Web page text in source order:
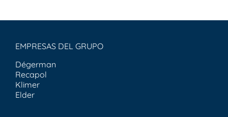
EMPRESAS DEL GRUPO
Dégerman
Recapol
Klimer
Elder